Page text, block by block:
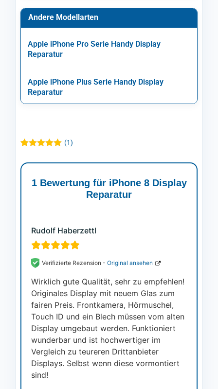
Andere Modellarten
Apple iPhone Pro Serie Handy Display
Reparatur
Apple iPhone Plus Serie Handy Display
Reparatur
5.00von 5,
basierend
Kundenbewertung
(1)
1 Bewertung für iPhone 8 Display
Reparatur
Rudolf Haberzettl
Verifizierte Rezension - Original ansehen
Wirklich gute Qualität, sehr zu empfehlen!
Originales Display mit neuem Glas zum
fairen Preis. Frontkamera, Hörmuschel,
Touch ID und ein Blech müssen vom alten
Display umgebaut werden. Funktioniert
wunderbar und ist hochwertiger im
Vergleich zu teureren Drittanbieter
Displays. Selbst wenn diese vormontiert
sind!